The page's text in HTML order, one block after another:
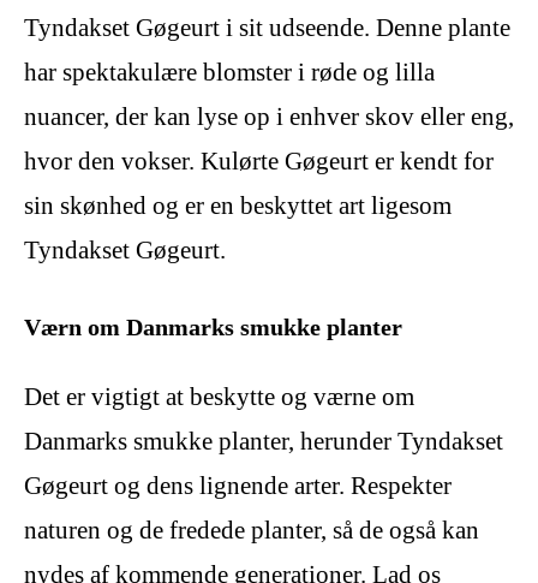
Tyndakset Gøgeurt i sit udseende. Denne plante
har spektakulære blomster i røde og lilla
nuancer, der kan lyse op i enhver skov eller eng,
hvor den vokser. Kulørte Gøgeurt er kendt for
sin skønhed og er en beskyttet art ligesom
Tyndakset Gøgeurt.
Værn om Danmarks smukke planter
Det er vigtigt at beskytte og værne om
Danmarks smukke planter, herunder Tyndakset
Gøgeurt og dens lignende arter. Respekter
naturen og de fredede planter, så de også kan
nydes af kommende generationer. Lad os